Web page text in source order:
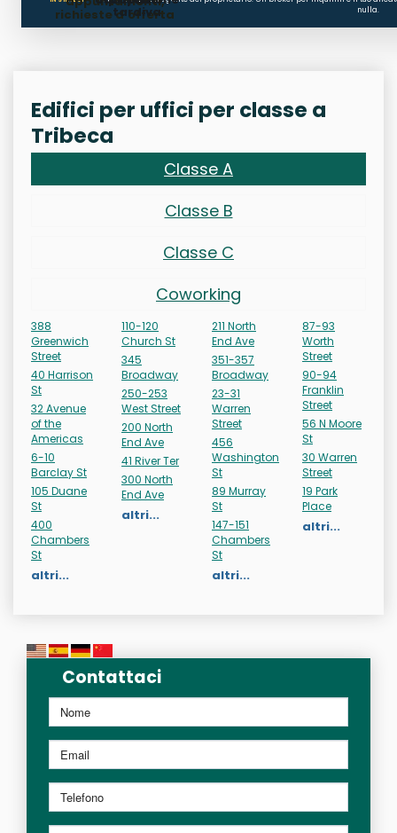
richieste d'offerta
tardiva
nulla.
Edifici per uffici per classe a
Tribeca
Classe A
Classe B
Classe C
Coworking
388
Greenwich
Street
40 Harrison
St
32 Avenue
of the
Americas
6-10
Barclay St
105 Duane
St
400
Chambers
St
altri...
110-120
Church St
345
Broadway
250-253
West Street
200 North
End Ave
41 River Ter
300 North
End Ave
altri...
211 North
End Ave
351-357
Broadway
23-31
Warren
Street
456
Washington
St
89 Murray
St
147-151
Chambers
St
altri...
87-93
Worth
Street
90-94
Franklin
Street
56 N Moore
St
30 Warren
Street
19 Park
Place
altri...
Contattaci